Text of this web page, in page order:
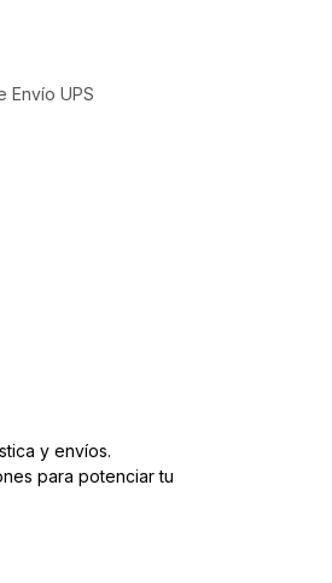
Envío UPS
y envíos.
para potenciar tu